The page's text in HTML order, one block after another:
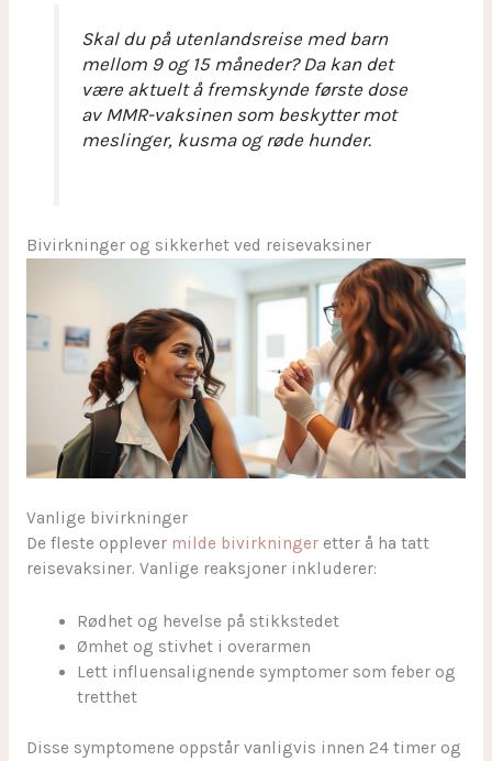
Skal du på utenlandsreise med barn
mellom 9 og 15 måneder? Da kan det
være aktuelt å fremskynde første dose
av MMR-vaksinen som beskytter mot
meslinger, kusma og røde hunder.
Bivirkninger og sikkerhet ved reisevaksiner
Vanlige bivirkninger
De fleste opplever milde bivirkningeretter å ha tatt
reisevaksiner. Vanlige reaksjoner inkluderer:
Rødhet og hevelse på stikkstedet
Ømhet og stivhet i overarmen
Lett influensalignende symptomer som feber og
tretthet
Disse symptomene oppstår vanligvis innen 24 timer og